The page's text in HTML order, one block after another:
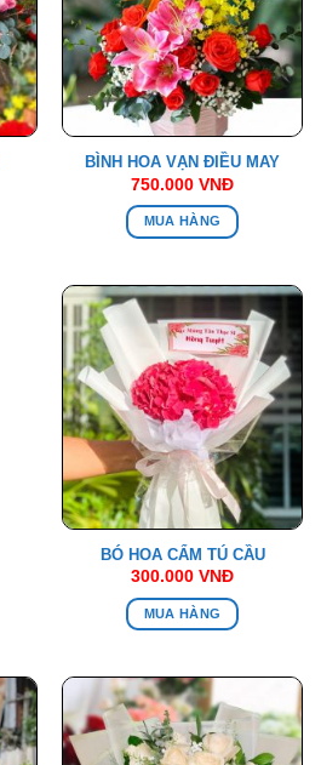
BÌNH HOA VẠN ĐIỀU MAY
750.000 VNĐ
MUA HÀNG
BÓ HOA CẨM TÚ CẦU
300.000 VNĐ
MUA HÀNG